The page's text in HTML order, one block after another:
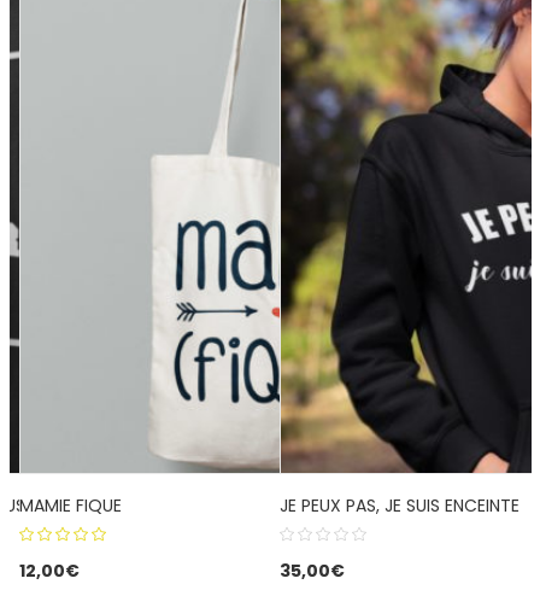
MAMIE FIQUE
5.00out
12,00€
JE PEUX PAS, JE SUIS ENCEINTE
35,00€